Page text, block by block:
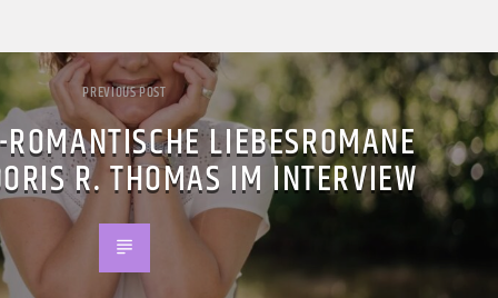
PREVIOUS POST
LIEBESROMANE
R. THOMAS IM INTERVIEW